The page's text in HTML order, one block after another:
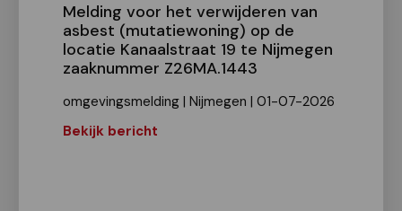
Melding voor het verwijderen van
asbest (mutatiewoning) op de
locatie Kanaalstraat 19 te Nijmegen
zaaknummer Z26MA.1443
omgevingsmelding | Nijmegen | 01-07-2026
Bekijk bericht